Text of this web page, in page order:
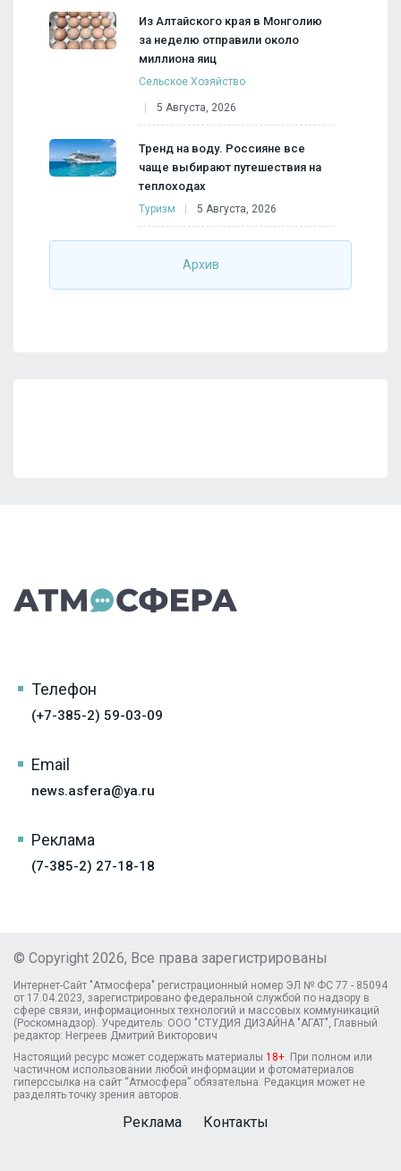
Из Алтайского края в Монголию
за неделю отправили около
миллиона яиц
Сельское Хозяйство
5 Августа, 2026
Тренд на воду. Россияне все
чаще выбирают путешествия на
теплоходах
Туризм 5 Августа, 2026
Архив
Телефон
(+7-385-2) 59-03-09
Email
news.asfera@ya.ru
Реклама
(7-385-2) 27-18-18
© Copyright 2026, Все права зарегистрированы
Интернет-Сайт "Атмосфера" регистрационный номер ЭЛ № ФС 77 - 85094
от 17.04.2023, зарегистрировано федеральной службой по надзору в
сфере связи, информационных технологий и массовых коммуникаций
(Роскомнадзор). Учредитель: ООО "СТУДИЯ ДИЗАЙНА "АГАТ", Главный
редактор: Негреев Дмитрий Викторович
Настоящий ресурс может содержать материалы 18+ . При полном или
частичном использовании любой информации и фотоматериалов
гиперссылка на сайт “Атмосфера” обязательна. Редакция может не
разделять точку зрения авторов.
Реклама Контакты